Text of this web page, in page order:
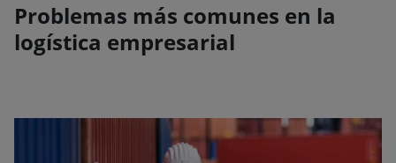
Problemas más comunes en la
logística empresarial